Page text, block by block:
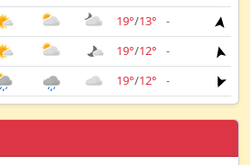
19°/13° -
19°/12° -
19°/12° -